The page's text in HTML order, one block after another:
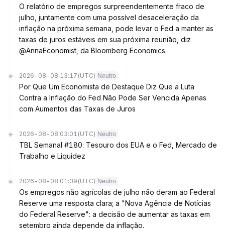
O relatório de empregos surpreendentemente fraco de
julho, juntamente com uma possível desaceleração da
inflação na próxima semana, pode levar o Fed a manter as
taxas de juros estáveis em sua próxima reunião, diz
@AnnaEconomist, da Bloomberg Economics.
2026-08-08 13:17 (UTC) Neutro
Por Que Um Economista de Destaque Diz Que a Luta
Contra a Inflação do Fed Não Pode Ser Vencida Apenas
com Aumentos das Taxas de Juros
2026-08-08 03:01 (UTC) Neutro
TBL Semanal #180: Tesouro dos EUA e o Fed, Mercado de
Trabalho e Liquidez
2026-08-08 01:39 (UTC) Neutro
Os empregos não agrícolas de julho não deram ao Federal
Reserve uma resposta clara; a "Nova Agência de Notícias
do Federal Reserve": a decisão de aumentar as taxas em
setembro ainda depende da inflação.